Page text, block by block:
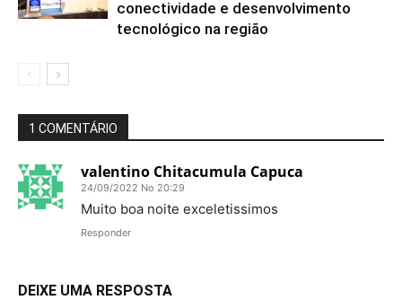
conectividade e desenvolvimento
tecnológico na região
1 COMENTÁRIO
valentino Chitacumula Capuca
24/09/2022 No 20:29
Muito boa noite exceletissimos
Responder
DEIXE UMA RESPOSTA